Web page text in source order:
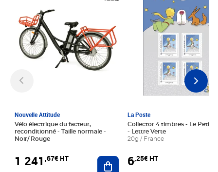
Nouvelle Attitude
Vélo électrique du facteur,
reconditionné - Taille normale -
Noir/ Rouge
1 241 ,67€ HT Ajouter au panier
La Poste
Collector 4 timbres - Le Petit
- Lettre Verte
20g / France
6,25€ HT